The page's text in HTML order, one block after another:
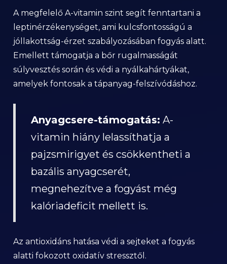
A megfelelő A-vitamin szint segít fenntartani a
leptinérzékenységet, ami kulcsfontosságú a
jóllakottság-érzet szabályozásában fogyás alatt.
Emellett támogatja a bőr rugalmasságát
súlyvesztés során és védi a nyálkahártyákat,
amelyek fontosak a tápanyag-felszívódáshoz.
Anyagcsere-támogatás: A-
vitamin hiány lelassíthatja a
pajzsmirigyet és csökkentheti a
bazális anyagcserét,
megnehezítve a fogyást még
kalóriadeficit mellett is.
Az antioxidáns hatása védi a sejteket a fogyás
alatti fokozott oxidatív stressztől.